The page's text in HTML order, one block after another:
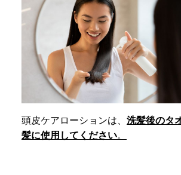
頭皮ケアローションは、 洗髪後のタ
髪に使用してください。